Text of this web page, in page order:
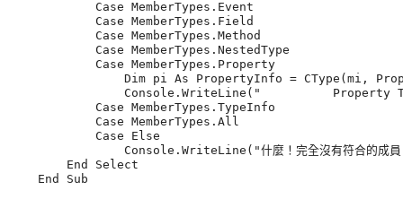
            Case MemberTypes.Event
            Case MemberTypes.Field
            Case MemberTypes.Method
            Case MemberTypes.NestedType
            Case MemberTypes.Property
Dim pi As PropertyInfo = CType(mi,
Console.WriteLine("          Property
            Case MemberTypes.TypeInfo
            Case MemberTypes.All
            Case Else
Console.WriteLine("什麼！完全沒有符合的成
        End Select
    End Sub